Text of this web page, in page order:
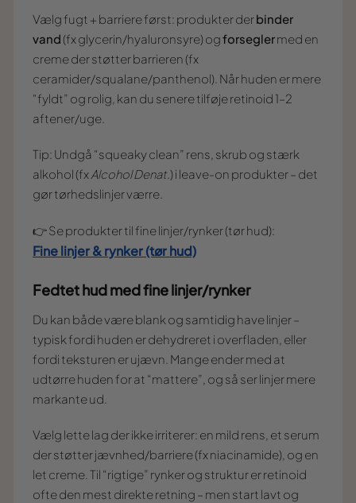
Vælg fugt + barriere først: produkter derbinder
vand(fx glycerin/hyaluronsyre) ogforseglermed en
creme der støtter barrieren (fx
ceramider/squalane/panthenol). Når huden er mere
“fyldt” og rolig, kan du senere tilføje retinoid 1–2
aftener/uge.
Tip: Undgå “squeaky clean” rens, skrub og stærk
alkohol (fxAlcohol Denat. ) i leave-on produkter – det
gør tørhedslinjer værre.
👉 Se produkter til fine linjer/rynker (tør hud):
Fine linjer & rynker (tør hud)
Fedtet hud med fine linjer/rynker
Du kan både være blank og samtidig have linjer –
typisk fordi huden er dehydreret i overfladen, eller
fordi teksturen er ujævn. Mange ender med at
udtørre huden for at “mattere”, og så ser linjer mere
markante ud.
Vælg lette lag der ikke irriterer: en mild rens, et serum
der støtter jævnhed/barriere (fx niacinamide), og en
let creme. Til “rigtige” rynker og struktur er retinoid
ofte den mest direkte retning – men start lavt og